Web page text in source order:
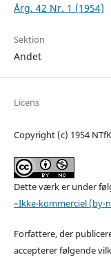
Årg. 42 Nr. 1 (1954)
Sektion
Andet
Licens
Copyright (c) 1954 NTfK
Dette værk er under
–Ikke-kommerciel (by-
Forfattere, der
accepterer følgende